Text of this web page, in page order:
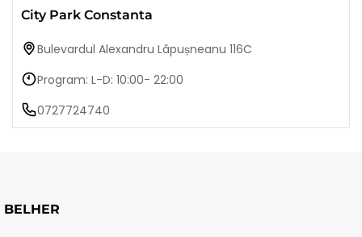
City Park Constanta
Bulevardul Alexandru Lăpușneanu 116C
Program: L-D: 10:00- 22:00
0727724740
BELHER